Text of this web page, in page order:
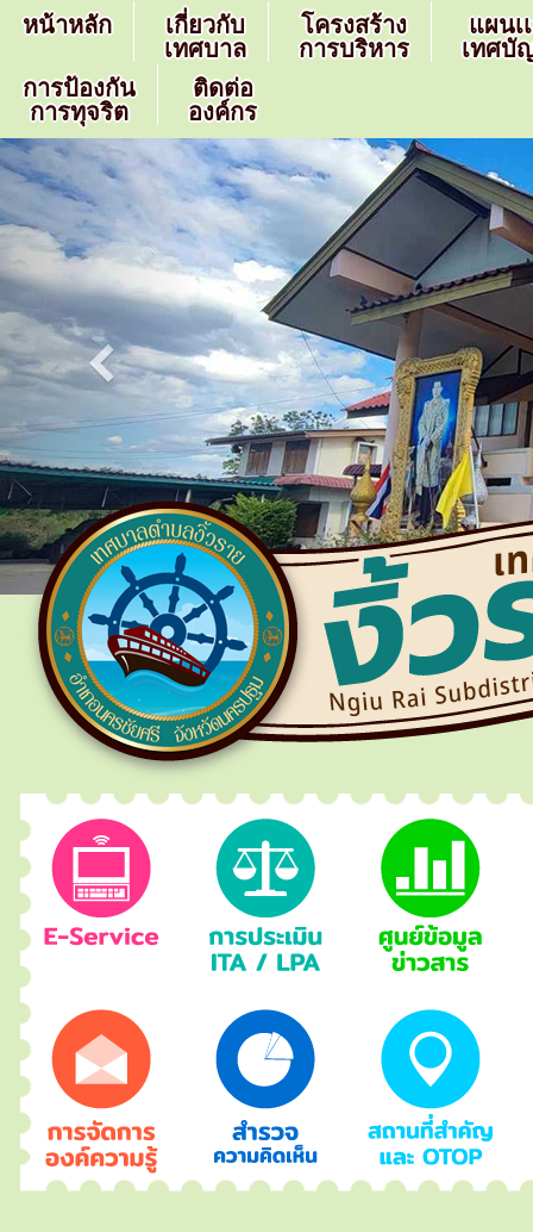
หน้าหลัก
เกี่ยวกับ
เทศบาล
โครงสร้าง
การบริหาร
แผนเ
เทศบั
การป้องกัน
การทุจริต
ติดต่อ
องค์กร